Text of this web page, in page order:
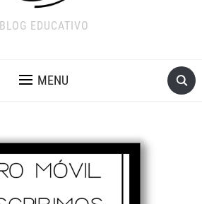
BLOG EDUCATIVO
MENU